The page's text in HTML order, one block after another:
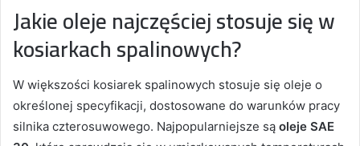
Jakie oleje najczęściej stosuje się w
kosiarkach spalinowych?
W większości kosiarek spalinowych stosuje się oleje o
określonej specyfikacji, dostosowane do warunków pracy
silnika czterosuwowego. Najpopularniejsze są oleje SAE